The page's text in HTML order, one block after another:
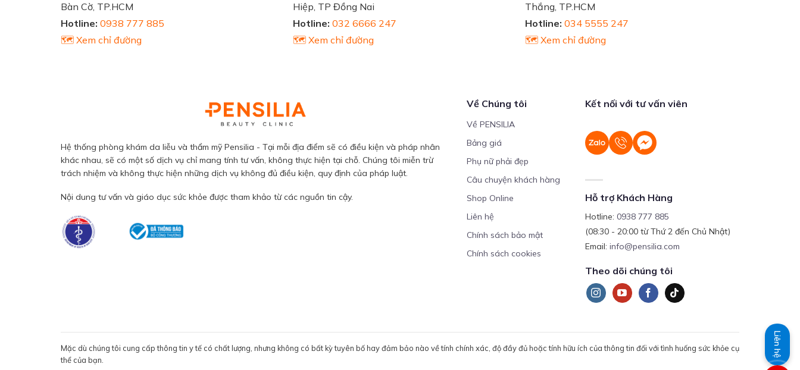
Bàn Cờ, TP.HCM
Hotline: 0938 777 885
🗺️ Xem chỉ đường
Hiệp, TP Đồng Nai
Hotline: 032 6666 247
🗺️ Xem chỉ đường
Thắng, TP.HCM
Hotline: 034 5555 247
🗺️ Xem chỉ đường
Hệ thống phòng khám da liễu và thẩm mỹ Pensilia - Tại mỗi địa điểm sẽ có điều kiện và pháp nhân
khác nhau, sẽ có một số dịch vụ chỉ mang tính tư vấn, không thực hiện tại chỗ. Chúng tôi miễn trừ
trách nhiệm và không thực hiện những dịch vụ không đủ điều kiện, quy định của pháp luật.
Nội dung tư vấn và giáo dục sức khỏe được tham khảo từ các nguồn tin cậy.
Về Chúng tôi
Về PENSILIA
Bảng giá
Phụ nữ phải đẹp
Câu chuyện khách hàng
Shop Online
Liên hệ
Chính sách bảo mật
Chính sách cookies
Kết nối với tư vấn viên
Hỗ trợ Khách Hàng
Hotline:0938 777 885
(08:30 - 20:00 từ Thứ 2 đến Chủ Nhật)
Email:info@pensilia.com
Theo dõi chúng tôi
Mặc dù chúng tôi cung cấp thông tin y tế có chất lượng, nhưng không có bất kỳ tuyên bố hay đảm bảo nào về tính chính xác, độ đầy đủ hoặc tính hữu ích của thông tin đối với tình huống sức khỏe cụ
thể của bạn.
Liên hệ